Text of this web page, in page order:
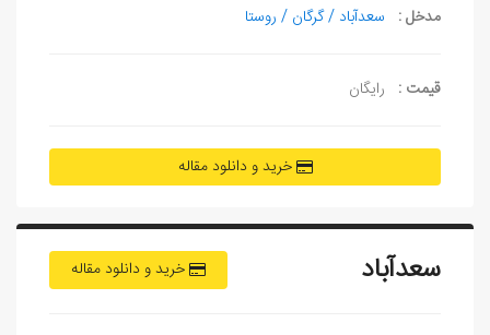
مدخل : سعدآباد / گرگان / روستا
قیمت : رایگان
خرید و دانلود مقاله
خرید و دانلود مقاله سعدآباد